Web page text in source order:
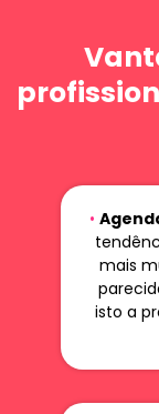
•
mais
isto a